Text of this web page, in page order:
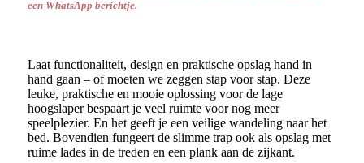
een WhatsApp berichtje.
Laat functionaliteit, design en praktische opslag hand in
hand gaan – of moeten we zeggen stap voor stap. Deze
leuke, praktische en mooie oplossing voor de lage
hoogslaper bespaart je veel ruimte voor nog meer
speelplezier. En het geeft je een veilige wandeling naar het
bed. Bovendien fungeert de slimme trap ook als opslag met
ruime lades in de treden en een plank aan de zijkant.